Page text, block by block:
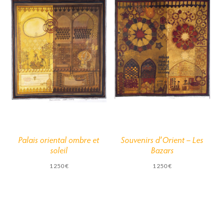
Palais oriental ombre et
soleil
1 250€
Souvenirs d’Orient – Les
Bazars
1 250€